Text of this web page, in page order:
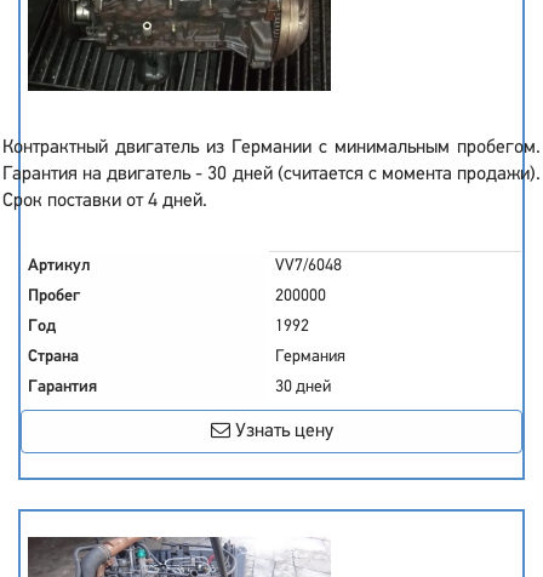
Контрактный двигатель из Германии с минимальным пробегом.
Гарантия на двигатель - 30 дней (считается с момента продажи).
Срок поставки от 4 дней.
Артикул
VV7/6048
Пробег
200000
Год
1992
Страна
Германия
Гарантия
30 дней
Узнать цену